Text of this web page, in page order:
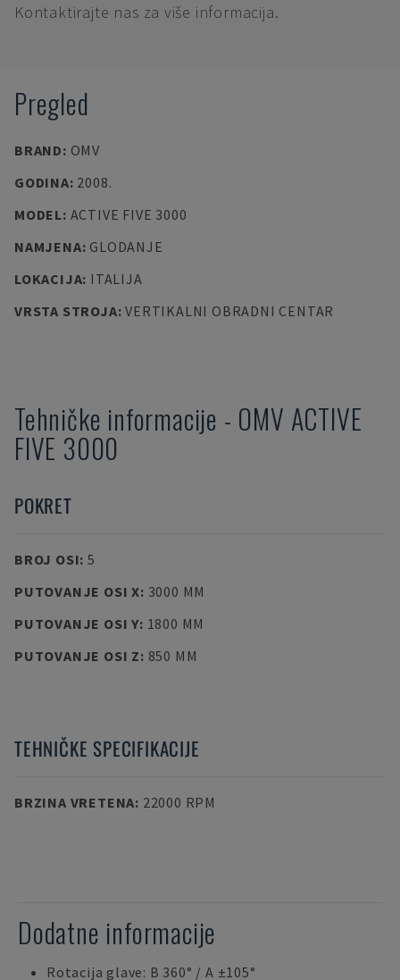
Kontaktirajte nas za više informacija.
Pregled
BRAND: OMV
GODINA: 2008.
MODEL: ACTIVE FIVE 3000
NAMJENA: GLODANJE
LOKACIJA: ITALIJA
VRSTA STROJA:VERTIKALNI OBRADNI CENTAR
Tehničke informacije - OMV ACTIVE
FIVE 3000
POKRET
BROJ OSI: 5
PUTOVANJE OSI X: 3000 MM
PUTOVANJE OSI Y: 1800 MM
PUTOVANJE OSI Z: 850 MM
TEHNIČKE SPECIFIKACIJE
BRZINA VRETENA: 22000 RPM
Dodatne informacije
Rotacija glave: B 360° / A ±105°